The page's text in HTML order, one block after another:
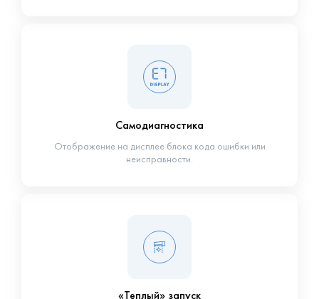
Самодиагностика
Отображение на дисплее блока кода ошибки или
неисправности.
«Теплый» запуск